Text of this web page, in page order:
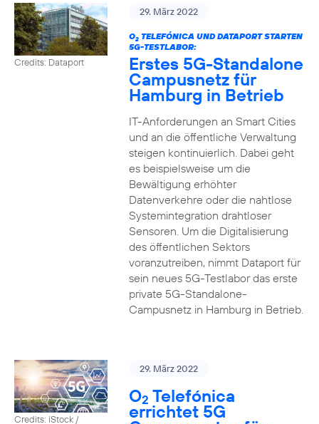
Credits: Dataport
29. März 2022
O2TELEFÓNICA UND DATAPORT STARTEN
5G-TESTLABOR:
Erstes 5G-Standalone
Campusnetz für
Hamburg in Betrieb
IT-Anforderungen an Smart Cities
und an die öffentliche Verwaltung
steigen kontinuierlich. Dabei geht
es beispielsweise um die
Bewältigung erhöhter
Datenverkehre oder die nahtlose
Systemintegration drahtloser
Sensoren. Um die Digitalisierung
des öffentlichen Sektors
voranzutreiben, nimmt Dataport für
sein neues 5G-Testlabor das erste
private 5G-Standalone-
Campusnetz in Hamburg in Betrieb.
Credits: iStock /
29. März 2022
O2 Telefónica
errichtet 5G